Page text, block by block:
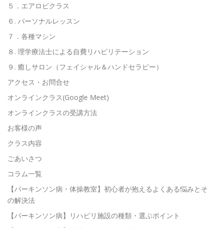
５．エアロビクラス
６. パーソナルレッスン
７．各種マシン
８. 理学療法士による自費リハビリテーション
９. 癒しサロン（フェイシャル＆ハンドセラピー）
アクセス・お問合せ
オンラインクラス(Google Meet)
オンラインクラスの受講方法
お客様の声
クラス内容
ごあいさつ
コラム一覧
【パーキンソン病・体操教室】初心者が抱えるよくある悩みとそ
の解決法
【パーキンソン病】リハビリ施設の種類・選ぶポイント